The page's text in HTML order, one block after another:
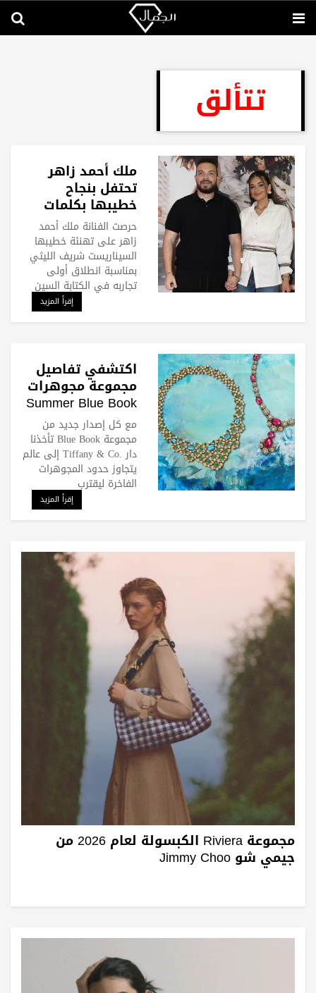
تتألق
ملك أحمد زاهر
تحتفل بنجاح
خطيبها بكلمات
رومانسية
حرصت الفنانة ملك أحمد
زاهر على تهنئة خطيبها
السيناريست شريف الليثي
بمناسبة انطلاق أولى
تجاربه في الكتابة السين
إقرأ المزيد
اكتشفي تفاصيل
مجموعة مجوهرات
Summer Blue Book
2026من .Tiffany &
Co
مع كل إصدار جديد من
مجموعة Blue Book تأخذنا
دار .Tiffany & Co إلى عالم
يتجاوز حدود المجوهرات
الفاخرة ليقترب
إقرأ المزيد
مجموعة Riviera الكبسولة لعام 2026 من
جيمي شو Jimmy Choo